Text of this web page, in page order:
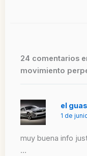
24 comentarios
movimiento
el
1 de
muy buena info
…